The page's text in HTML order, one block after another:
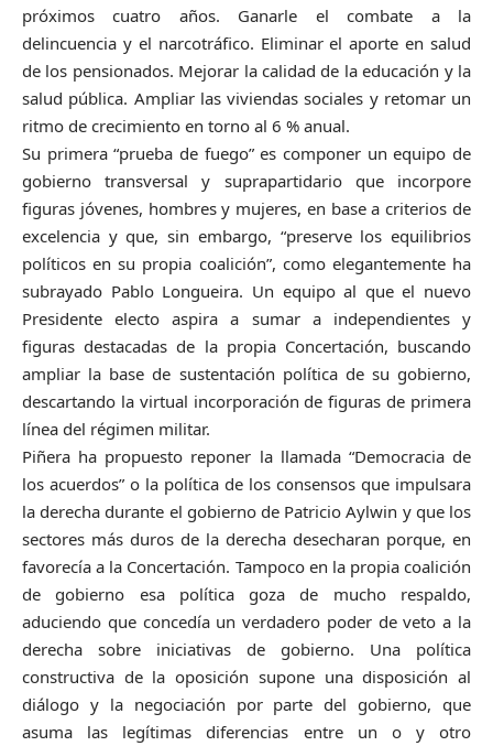
próximos cuatro años. Ganarle el combate a la
delincuencia y el narcotráfico. Eliminar el aporte en salud
de los pensionados. Mejorar la calidad de la educación y la
salud pública. Ampliar las viviendas sociales y retomar un
ritmo de crecimiento en torno al 6 % anual.
Su primera “prueba de fuego” es componer un equipo de
gobierno transversal y suprapartidario que incorpore
figuras jóvenes, hombres y mujeres, en base a criterios de
excelencia y que, sin embargo, “preserve los equilibrios
políticos en su propia coalición”, como elegantemente ha
subrayado Pablo Longueira. Un equipo al que el nuevo
Presidente electo aspira a sumar a independientes y
figuras destacadas de la propia Concertación, buscando
ampliar la base de sustentación política de su gobierno,
descartando la virtual incorporación de figuras de primera
línea del régimen militar.
Piñera ha propuesto reponer la llamada “Democracia de
los acuerdos” o la política de los consensos que impulsara
la derecha durante el gobierno de Patricio Aylwin y que los
sectores más duros de la derecha desecharan porque, en
favorecía a la Concertación. Tampoco en la propia coalición
de gobierno esa política goza de mucho respaldo,
aduciendo que concedía un verdadero poder de veto a la
derecha sobre iniciativas de gobierno. Una política
constructiva de la oposición supone una disposición al
diálogo y la negociación por parte del gobierno, que
asuma las legítimas diferencias entre un o y otro